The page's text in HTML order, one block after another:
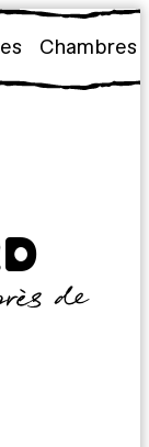
Chambres
de